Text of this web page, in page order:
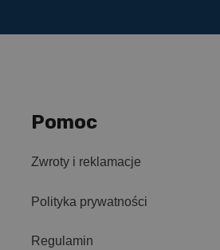
Pomoc
Zwroty i reklamacje
Polityka prywatności
Regulamin